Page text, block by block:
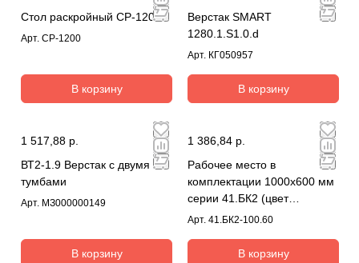
Стол раскройный СР-1200
Арт. СР-1200
В корзину
Верстак SMART
1280.1.S1.0.d
Арт. КГ050957
В корзину
1 517,88 р.
ВТ2-1.9 Верстак с двумя
тумбами
Арт. МЗ000000149
В корзину
1 386,84 р.
Рабочее место в
комплектации 1000х600 мм
серии 41.БК2 (цвет
RAL7035)
Арт. 41.БК2-100.60
В корзину